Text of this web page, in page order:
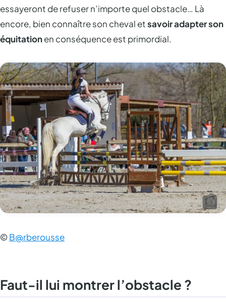
essayeront de refuser n’importe quel obstacle… Là
encore, bien connaître son cheval etsavoir adapter son
équitationen conséquence est primordial.
© B@rberousse
Faut-il lui montrer l’obstacle ?